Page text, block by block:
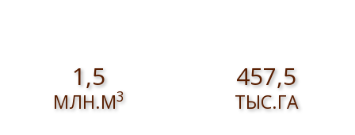
1,5
МЛН.М3
457,5
ТЫС.ГА